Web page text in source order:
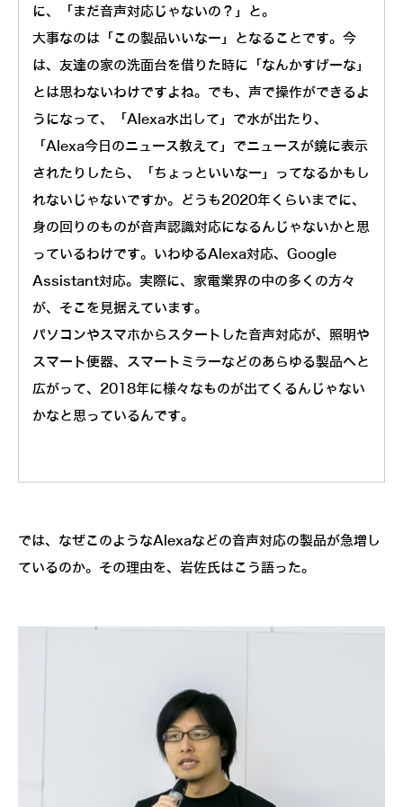
に、「まだ音声対応じゃないの？」と。
大事なのは「この製品いいなー」となることです。今
は、友達の家の洗面台を借りた時に「なんかすげーな」
とは思わないわけですよね。でも、声で操作ができるよ
うになって、「Alexa水出して」で水が出たり、
「Alexa今日のニュース教えて」でニュースが鏡に表示
されたりしたら、「ちょっといいなー」ってなるかもし
れないじゃないですか。どうも2020年くらいまでに、
身の回りのものが音声認識対応になるんじゃないかと思
っているわけです。いわゆるAlexa対応、Google
Assistant対応。実際に、家電業界の中の多くの方々
が、そこを見据えています。
パソコンやスマホからスタートした音声対応が、照明や
スマート便器、スマートミラーなどのあらゆる製品へと
広がって、2018年に様々なものが出てくるんじゃない
かなと思っているんです。
では、なぜこのようなAlexaなどの音声対応の製品が急増し
ているのか。その理由を、岩佐氏はこう語った。